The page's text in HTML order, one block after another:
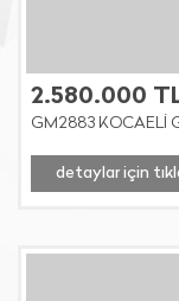
2.580.000
GM2883 KOCAELİ
detaylar için